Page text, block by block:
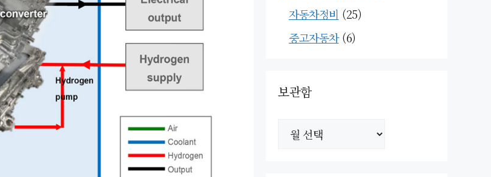
자동차정비 (25)
중고자동차(6)
보관함